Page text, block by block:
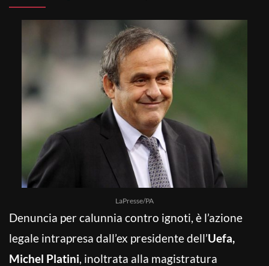
LaPresse/PA
Denuncia per calunnia contro ignoti, è l’azione
legale intrapresa dall’ex presidente dell’Uefa,
Michel Platini, inoltrata alla magistratura